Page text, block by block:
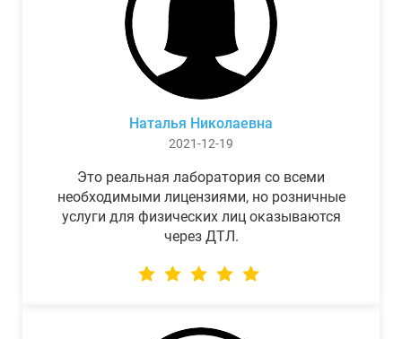
Наталья Николаевна
2021-12-19
Это реальная лаборатория со всеми
необходимыми лицензиями, но розничные
услуги для физических лиц оказываются
через ДТЛ.